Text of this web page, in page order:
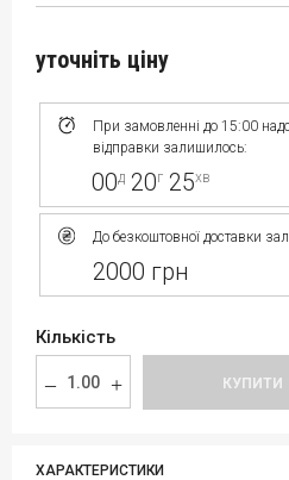
При замовленні до 15:00
відправки залишилось:
00д 20г 25хв
До безкоштовної доставки
2000 грн
уточніть ціну
Кількість
КУПИТИ
ХАРАКТЕРИСТИКИ